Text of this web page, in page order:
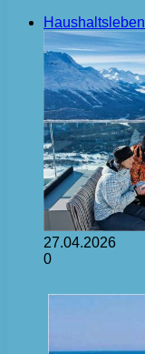
Haushaltsleben
27.04.2026
0